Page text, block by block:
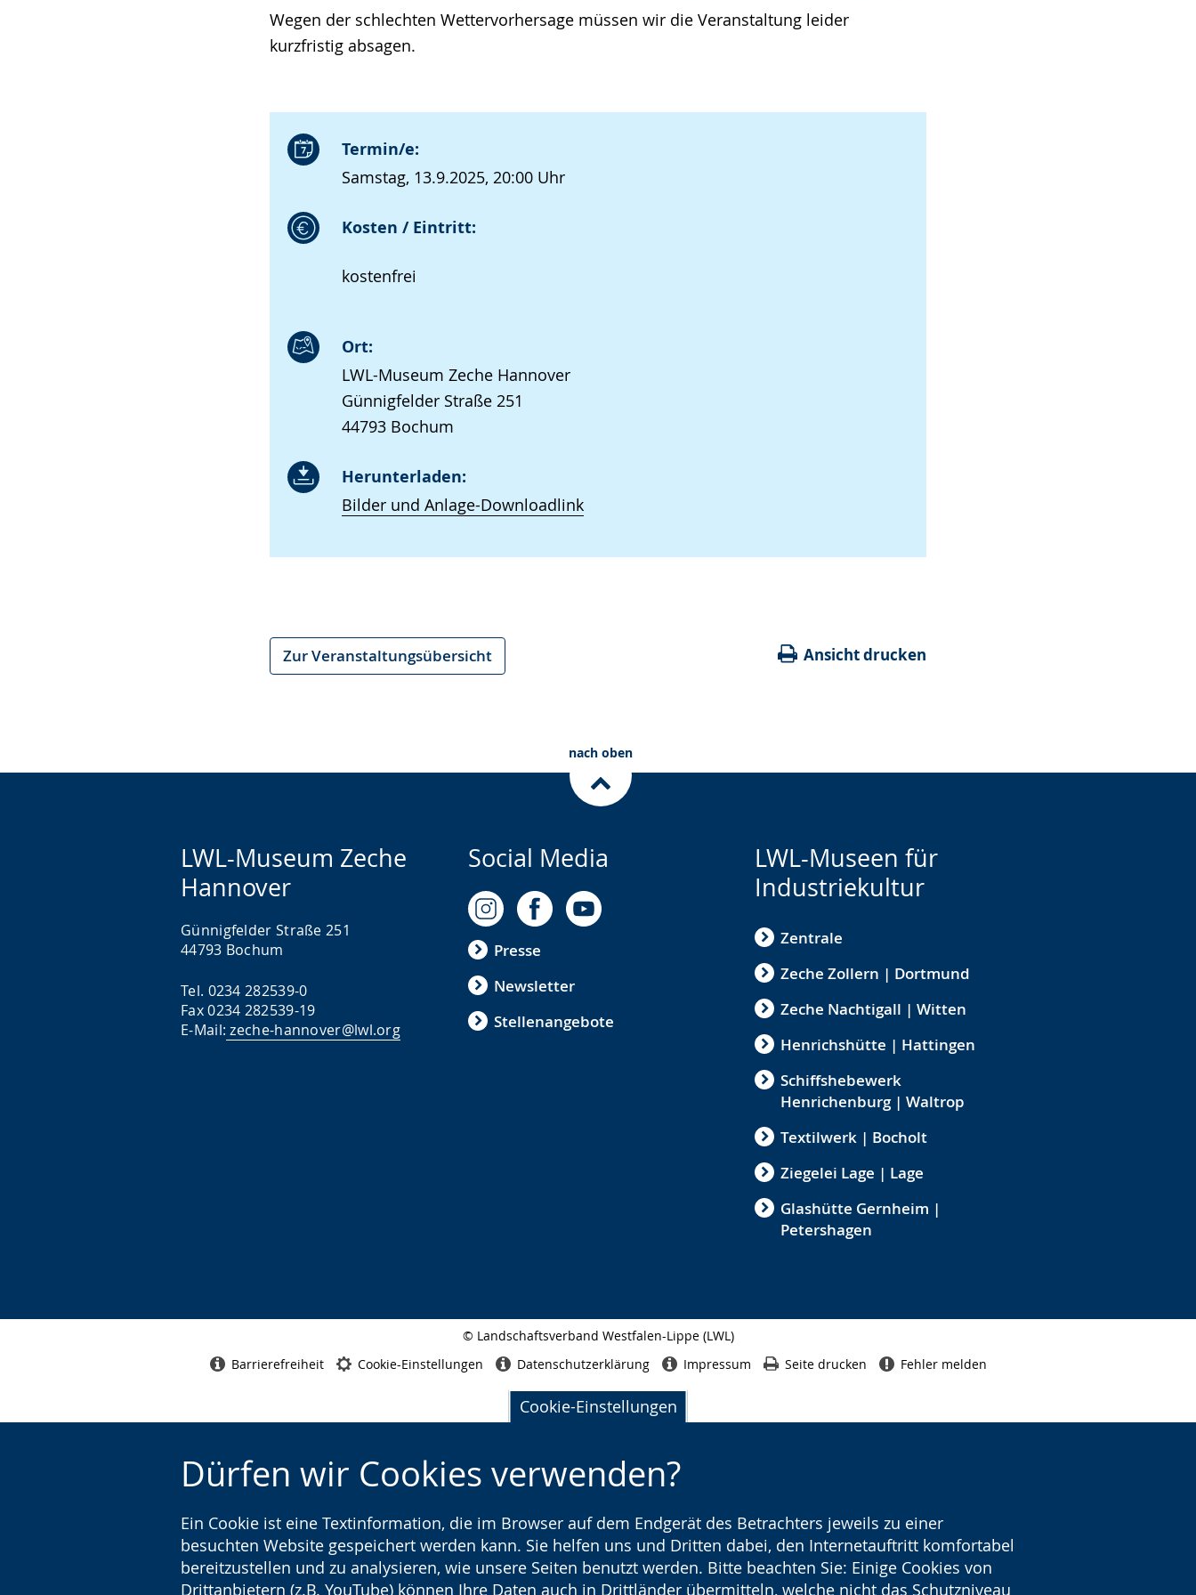
Cookie-Einstellungen
Dürfen wir Cookies verwenden?
Ein Cookie ist eine Textinformation, die im Browser auf dem Endgerät des Betrachters jeweils zu einer
besuchten Website gespeichert werden kann. Sie helfen uns und Dritten dabei, den Internetauftritt komfortabel
bereitzustellen und zu analysieren, wie unsere Seiten benutzt werden. Bitte beachten Sie: Einige Cookies von
Drittanbietern (z.B. YouTube) können Ihre Daten auch in Drittländer übermitteln, welche nicht das Schutzniveau
Wegen der schlechten Wettervorhersage müssen wir die Veranstaltung leider
kurzfristig absagen.
Termin/e:
Samstag, 13.9.2025, 20:00 Uhr
Kosten / Eintritt:
kostenfrei
Ort:
LWL-Museum Zeche Hannover
Günnigfelder Straße 251
44793 Bochum
Herunterladen:
Bilder und Anlage-Downloadlink
Zur Veranstaltungsübersicht Ansicht drucken
nach oben
LWL-Museum Zeche
Hannover
Günnigfelder Straße 251
44793 Bochum
Tel. 0234 282539-0
Fax 0234 282539-19
E-Mail: zeche-hannover@lwl.org
Social Media
Presse
Newsletter
Stellenangebote
LWL-Museen für
Industriekultur
Zentrale
Zeche Zollern | Dortmund
Zeche Nachtigall | Witten
Henrichshütte | Hattingen
Schiffshebewerk
Henrichenburg | Waltrop
Textilwerk | Bocholt
Ziegelei Lage | Lage
Glashütte Gernheim |
Petershagen
© Landschaftsverband Westfalen-Lippe (LWL)
Barrierefreiheit Cookie-Einstellungen Datenschutzerklärung Impressum Seite drucken Fehler melden